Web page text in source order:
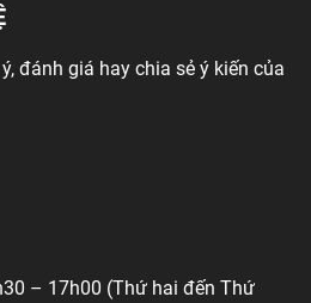
đánh giá hay chia sẻ ý kiến của
– 17h00 (Thứ hai đến Thứ